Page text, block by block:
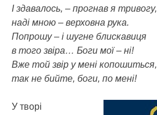
І здавалось, – прогнав я тривогу,
наді мною – верховна рука.
Попрошу – і шугне блискавиця
в того звіра… Боги мої – ні!
Вже той звір у мені копошиться,
так не бийте, боги, по мені!
У творі